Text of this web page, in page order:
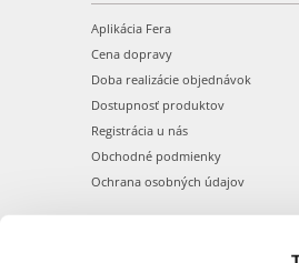
Aplikácia Fera
Cena dopravy
Doba realizácie objednávok
Dostupnosť produktov
Registrácia u nás
Obchodné podmienky
Ochrana osobných údajov